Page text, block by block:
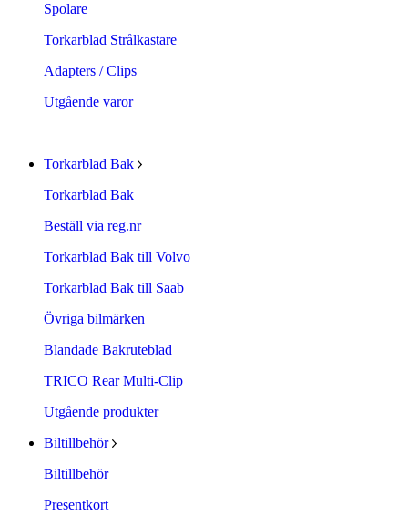
Spolare
Torkarblad Strålkastare
Adapters / Clips
Utgående varor
Torkarblad Bak
Torkarblad Bak
Beställ via reg.nr
Torkarblad Bak till Volvo
Torkarblad Bak till Saab
Övriga bilmärken
Blandade Bakruteblad
TRICO Rear Multi-Clip
Utgående produkter
Biltillbehör
Biltillbehör
Presentkort